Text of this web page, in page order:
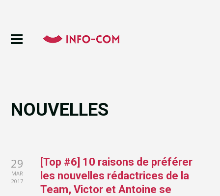
NOUVELLES
29
MAR
2017
[Top #6] 10 raisons de préférer
les nouvelles rédactrices de la
Team, Victor et Antoine se